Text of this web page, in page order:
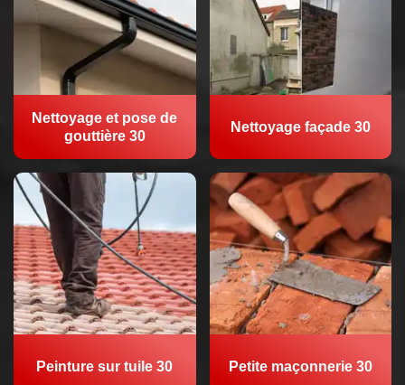
Nettoyage et pose de
gouttière 30
Nettoyage façade 30
Peinture sur tuile 30 Petite maçonnerie 30